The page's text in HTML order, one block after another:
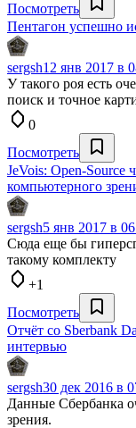
Посмотреть
Пентагон успешно
sergsh12 янв 2017 в
У такого роя есть
поиск и точное
0
Посмотреть
JeVois: Open-Source
компьютерного
sergsh5 янв 2017 в
Сюда еще бы
такому комплекту
+1
Посмотреть
Отчёт со Sberbank
интервью
sergsh30 дек 2016 в
Данные Сбербанка
зрения.